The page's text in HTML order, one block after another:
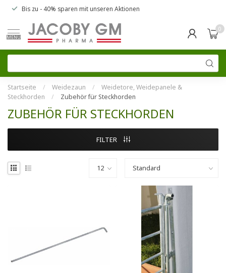
Bis zu - 40% sparen mit unseren Aktionen
MENU
0
Startseite / Weidezaun /
Weidetore, Weidepanele &
Steckhorden
/ Zubehör für Steckhorden
ZUBEHÖR FÜR STECKHORDEN
FILTER